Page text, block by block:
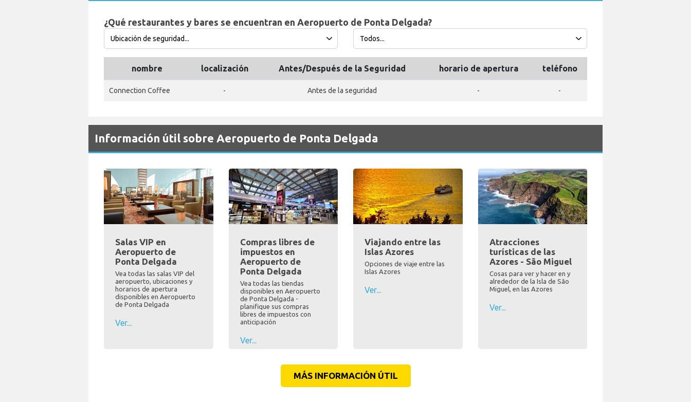
¿Qué restaurantes y bares se encuentran en Aeropuerto de Ponta Delgada?
nombre localización Antes/Después de la Seguridad horario de apertura teléfono
Connection Coffee - Antes de la seguridad - -
Información útil sobre Aeropuerto de Ponta Delgada
Salas VIP en
Aeropuerto de
Ponta Delgada
Vea todas las salas VIP del
aeropuerto, ubicaciones y
horarios de apertura
disponibles en Aeropuerto
de Ponta Delgada
Ver...
Compras libres de
impuestos en
Aeropuerto de
Ponta Delgada
Vea todas las tiendas
disponibles en Aeropuerto
de Ponta Delgada -
planifique sus compras
libres de impuestos con
anticipación
Ver...
Viajando entre las
Islas Azores
Opciones de viaje entre las
Islas Azores
Ver...
Atracciones
turísticas de las
Azores - São Miguel
Cosas para ver y hacer en y
alrededor de la Isla de São
Miguel, en las Azores
Ver...
MÁS INFORMACIÓN ÚTIL